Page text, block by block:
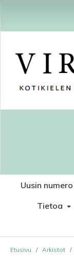
Uusin numero
Tietoa
Etusivu / Arkistot /